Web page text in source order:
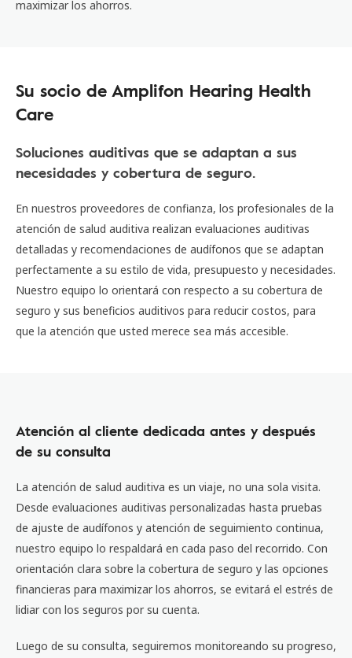
maximizar los ahorros.
Su socio de Amplifon Hearing Health
Care
Soluciones auditivas que se adaptan a sus
necesidades y cobertura de seguro.
En nuestros proveedores de confianza, los profesionales de la
atención de salud auditiva realizan evaluaciones auditivas
detalladas y recomendaciones de audífonos que se adaptan
perfectamente a su estilo de vida, presupuesto y necesidades.
Nuestro equipo lo orientará con respecto a su cobertura de
seguro y sus beneficios auditivos para reducir costos, para
que la atención que usted merece sea más accesible.
Atención al cliente dedicada antes y después
de su consulta
La atención de salud auditiva es un viaje, no una sola visita.
Desde evaluaciones auditivas personalizadas hasta pruebas
de ajuste de audífonos y atención de seguimiento continua,
nuestro equipo lo respaldará en cada paso del recorrido. Con
orientación clara sobre la cobertura de seguro y las opciones
financieras para maximizar los ahorros, se evitará el estrés de
lidiar con los seguros por su cuenta.
Luego de su consulta, seguiremos monitoreando su progreso,